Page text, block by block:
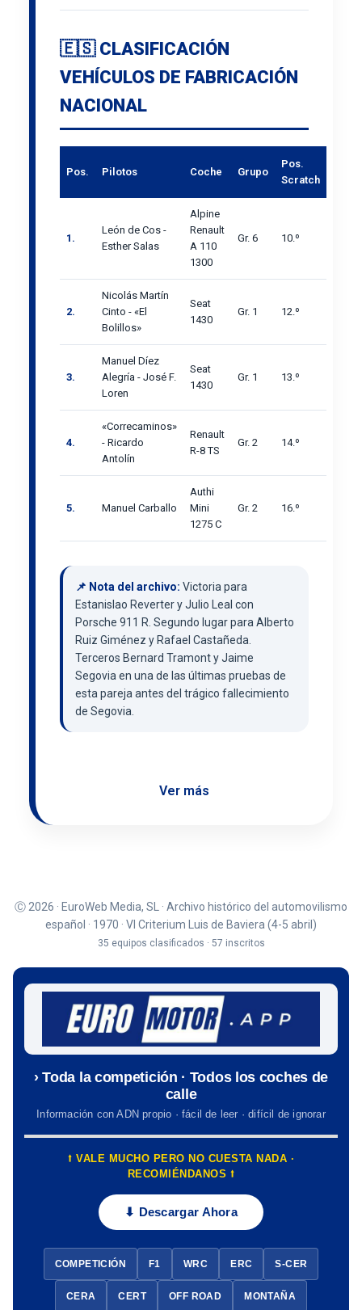
🇪🇸 CLASIFICACIÓN
VEHÍCULOS DE FABRICACIÓN
NACIONAL
Pos. Pilotos Coche Grupo
Pos.
Scratch
1.
León de Cos -
Esther Salas
Alpine
Renault
A 110
1300
Gr. 6 10.º
2.
Nicolás Martín
Cinto - «El
Bolillos»
Seat
1430
Gr. 1 12.º
3.
Manuel Díez
Alegría - José F.
Loren
Seat
1430
Gr. 1 13.º
4.
«Correcaminos»
- Ricardo
Antolín
Renault
R-8 TS
Gr. 2 14.º
5. Manuel Carballo
Authi
Mini
1275 C
Gr. 2 16.º
📌 Nota del archivo: Victoria para
Estanislao Reverter y Julio Leal con
Porsche 911 R. Segundo lugar para Alberto
Ruiz Giménez y Rafael Castañeda.
Terceros Bernard Tramont y Jaime
Segovia en una de las últimas pruebas de
esta pareja antes del trágico fallecimiento
de Segovia.
Ver más
Ⓒ 2026 · EuroWeb Media, SL · Archivo histórico del automovilismo
español · 1970 · VI Criterium Luis de Baviera (4-5 abril)
35 equipos clasificados · 57 inscritos
› Toda la competición · Todos los coches de
calle
Información con ADN propio · fácil de leer · difícil de ignorar
⭡ VALE MUCHO PERO NO CUESTA NADA ·
RECOMIÉNDANOS ⭡
⬇ Descargar Ahora
COMPETICIÓN F1 WRC ERC S-CER
CERA CERT OFF ROAD MONTAÑA